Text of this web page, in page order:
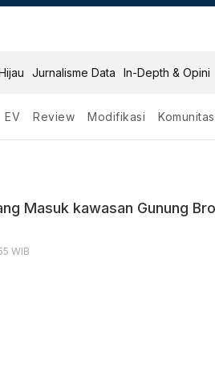
Jurnalisme Data In-Depth & Opini
EV Review Modifikasi Komunitas
Masuk kawasan Gunung
WIB